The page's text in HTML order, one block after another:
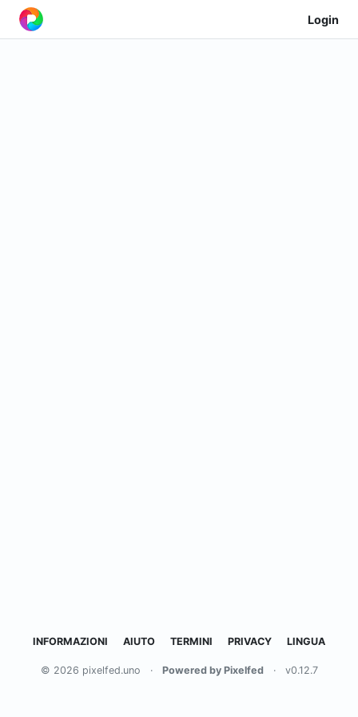
Login
INFORMAZIONI AIUTO TERMINI PRIVACY LINGUA
© 2026 pixelfed.uno · Powered by Pixelfed · v0.12.7